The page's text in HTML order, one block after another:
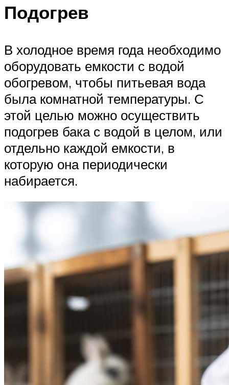
Подогрев
В холодное время года необходимо
оборудовать емкости с водой
обогревом, чтобы питьевая вода
была комнатной температуры. С
этой целью можно осуществить
подогрев бака с водой в целом, или
отдельно каждой емкости, в
которую она периодически
набирается.